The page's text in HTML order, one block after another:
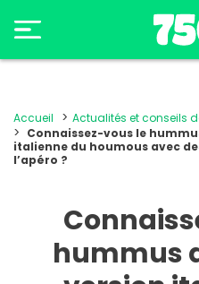
Accueil Actualités et conseils
Connaissez-vous le
italienne du houmous avec
l’apéro ?
hummus